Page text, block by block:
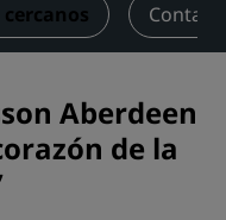
Aberdeen
de la